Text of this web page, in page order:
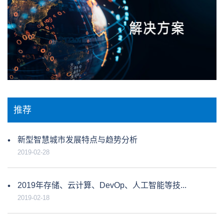
推荐
新型智慧城市发展特点与趋势分析
2019-02-28
2019年存储、云计算、DevOp、人工智能等技...
2019-02-18